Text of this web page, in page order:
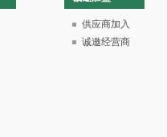
供应商加入
诚邀经营商